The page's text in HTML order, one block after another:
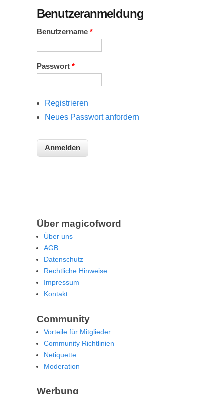
Benutzeranmeldung
Benutzername *
Passwort *
Registrieren
Neues Passwort anfordern
Über magicofword
Über uns
AGB
Datenschutz
Rechtliche Hinweise
Impressum
Kontakt
Community
Vorteile für Mitglieder
Community Richtlinien
Netiquette
Moderation
Werbung